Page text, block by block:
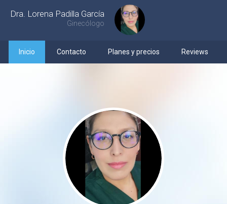
Dra. Lorena Padilla García
Ginecólogo
Inicio Contacto Planes y precios Reviews